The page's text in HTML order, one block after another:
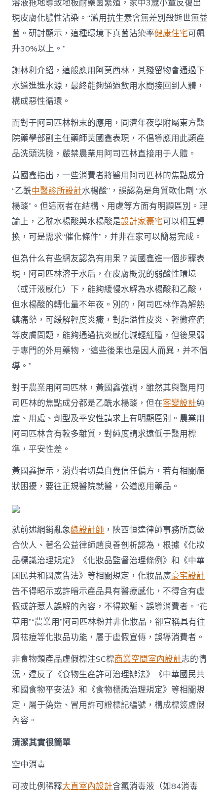
溶液拖地導致地板耐藥菌繁殖，家中3歲小童反復出
現皮膚化膿性沾染。“濫用抗生素會無差別殺逝世無益
菌。研討顯示，這種環境下真菌沾染率健康住宅可飆
升30%以上。”
謝林利介紹，這般應用阿莫西林，其殘留物會通過下
水道進進水源，最終能夠通過飲用水間接回到人體，
構成惡性循環。
而對于阿司匹林粉末的應用，同濟年夜學附屬東方醫
院藥學部副主任藥師黃國鑫表現，不倡導應用此類產
品洗頭洗臉，嚴禁農業用阿司匹林直接用于人體。
黃國鑫指出，一些消費者將醫用阿司匹林的焦點成分
“乙酰中醫診所設計水楊酸”，誤認為是角質軟化劑 “水
楊酸”。但這兩者在結構、用處等方面有明顯區別。理
論上，乙酰水楊酸與水楊酸是設計家豪宅可以相互轉
換，可是需求“催化條件”，并非在家可以簡易完成。
但為什么有些網友認為有用果？黃國鑫進一個步驟表
現，阿司匹林溶于水后，在皮膚概況的弱酸性環境
（或汗液感化）下，能夠緩慢水解為水楊酸和乙酸，
但水楊酸的轉化量不年夜。別的，阿司匹林作為解熱
鎮痛藥，可緩解輕度炎癥，對脂溢性皮炎、輕微痤瘡
等皮膚問題，能夠通過抗炎感化減輕紅腫，但後果弱
于專門的外用藥物，“這些後果也是因人而異，并不倡
導。”
對于農業用阿司匹林，黃國鑫強調，雖然其與醫用阿
司匹林的焦點成分都是乙酰水楊酸，但在客變設計純
度、用處、劑型及平安性請求上有明顯區別。農業用
阿司匹林含有較多雜質，對純度請求遠低于醫用標
準，平安性差。
黃國鑫提示，消費者切莫自覺信任偏方，若有相關癥
狀困擾，要往正規醫院就醫，公道應用藥品。
就前述網銷亂象綠設計師 ，陜西恒達律師事務所高級
合伙人、著名公益律師趙良善剖析認為，根據《化妝
品標識治理規定》《化妝品監督治理條例》和《中華
國民共和國廣告法》等相關規定，化妝品廣豪宅設計
告不得昭示或許暗示產品具有醫療感化，不得含有虛
假或許惹人誤解的內容，不得欺騙、誤導消費者。“花
草用”“農業用”阿司匹林粉并非化妝品，卻宣稱具有往
屑祛痘等化妝品功能，屬于虛假宣傳，誤導消費者。
非食物類產品虛假標注SC標商業空間室內設計志的情
況，違反了《食物生產許可治理辦法》《中華國民共
和國食物平安法》和《食物標識治理規定》等相關規
定，屬于偽造、冒用許可證標記編號，構成標簽虛假
內容。
清潔其實很簡單
空中消毒
可按比例稀釋大直室內設計含氯消毒液（如84消毒